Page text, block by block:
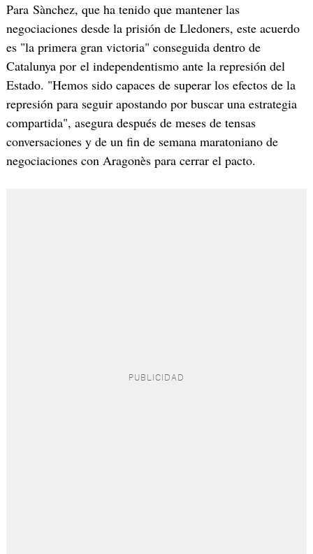
Para Sànchez, que ha tenido que mantener las
negociaciones desde la prisión de Lledoners, este acuerdo
es "la primera gran victoria" conseguida dentro de
Catalunya por el independentismo ante la represión del
Estado. "Hemos sido capaces de superar los efectos de la
represión para seguir apostando por buscar una estrategia
compartida", asegura después de meses de tensas
conversaciones y de un fin de semana maratoniano de
negociaciones con Aragonès para cerrar el pacto.